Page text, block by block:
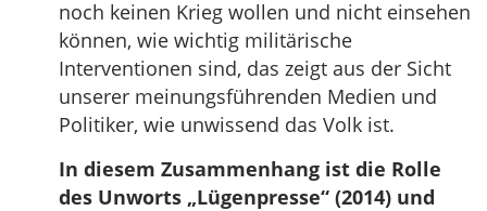
noch keinen Krieg wollen und nicht einsehen
können, wie wichtig militärische
Interventionen sind, das zeigt aus der Sicht
unserer meinungsführenden Medien und
Politiker, wie unwissend das Volk ist.
In diesem Zusammenhang ist die Rolle
des Unworts „Lügenpresse“ (2014) und